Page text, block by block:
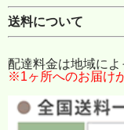
送料について
配達料金は地域によ
※1ヶ所へのお届け